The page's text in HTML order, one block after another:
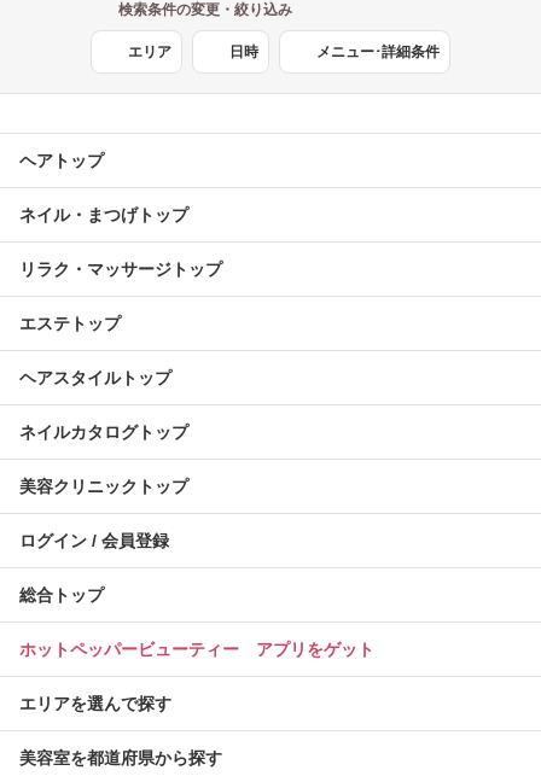
検索条件の変更・絞り込み
エリア 日時 メニュー･詳細条件
ヘアトップ
ネイル・まつげトップ
リラク・マッサージトップ
エステトップ
ヘアスタイルトップ
ネイルカタログトップ
美容クリニックトップ
ログイン / 会員登録
総合トップ
ホットペッパービューティー アプリをゲット
エリアを選んで探す
美容室を都道府県から探す